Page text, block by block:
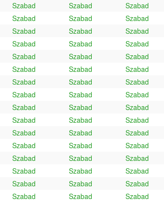
Szabad Szabad Szabad
Szabad Szabad Szabad
Szabad Szabad Szabad
Szabad Szabad Szabad
Szabad Szabad Szabad
Szabad Szabad Szabad
Szabad Szabad Szabad
Szabad Szabad Szabad
Szabad Szabad Szabad
Szabad Szabad Szabad
Szabad Szabad Szabad
Szabad Szabad Szabad
Szabad Szabad Szabad
Szabad Szabad Szabad
Szabad Szabad Szabad
Szabad Szabad Szabad